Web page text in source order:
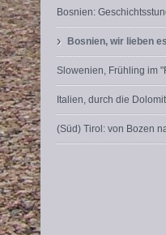
Bosnien:
› Bosnien, wir lieben
Slowenien, Frühling im
Italien, durch die
(Süd) Tirol: von Bozen